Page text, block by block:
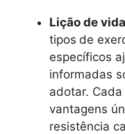
Lição de
tipos de
específicos
informadas
adotar.
vantagens
resistência